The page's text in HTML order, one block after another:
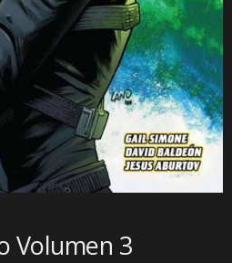
Volumen 3